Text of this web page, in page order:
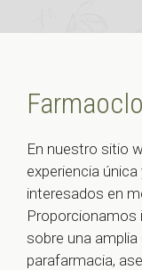
En nuestro sitio
experiencia
interesados en
Proporcionamos
sobre una
parafarmacia,